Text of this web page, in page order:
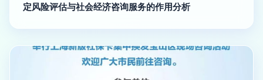
定风险评估与社会经济咨询服务的作用分析